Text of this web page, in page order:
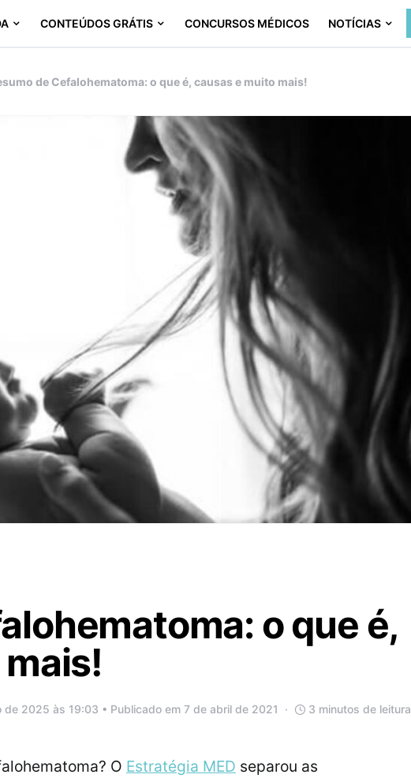
CONTEÚDOS GRÁTIS CONCURSOS MÉDICOS NOTÍCIAS
de Cefalohematoma: o que é, causas e muito mais!
o que é,
2025 às 19:03 • Publicado em 7 de abril de 2021 3 minutos de leitura
O Estratégia MED separou as